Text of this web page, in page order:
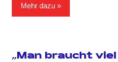
Mehr dazu
„Man braucht